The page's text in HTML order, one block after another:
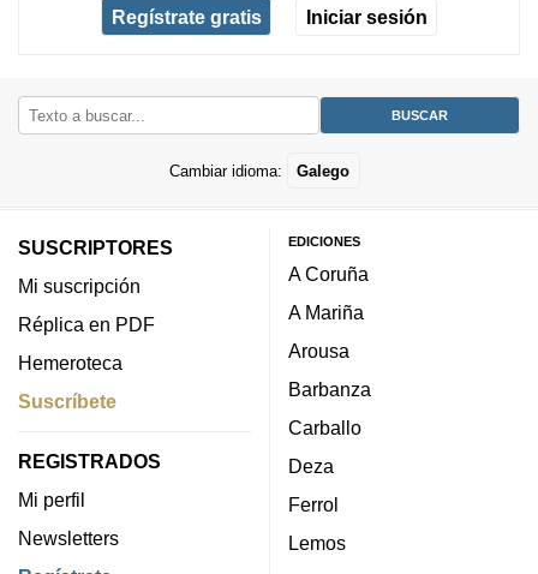
Regístrate gratis Iniciar sesión
Cambiar idioma: Galego
SUSCRIPTORES
Mi suscripción
Réplica en PDF
Hemeroteca
Suscríbete
REGISTRADOS
Mi perfil
Newsletters
EDICIONES
A Coruña
A Mariña
Arousa
Barbanza
Carballo
Deza
Ferrol
Lemos